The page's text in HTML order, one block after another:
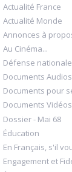
Actualité France
Actualité Monde
Annonces à
Au Cinéma...
Défense nationale
Documents Audios
Documents pour
Documents Vidéos
Dossier - Mai 68
Éducation
En Français, s'il
Engagement et